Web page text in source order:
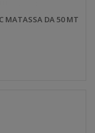
MATASSA DA 50 MT